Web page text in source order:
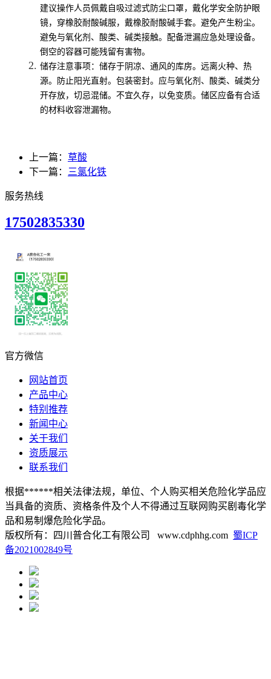
建议操作人员佩戴 自吸过滤式防尘口罩 ，戴化学安全防护眼
镜，穿橡胶耐酸碱服，戴橡胶耐酸碱手套。避免产生粉尘。
避免与氧化剂、酸类、碱类接触。配备泄漏应急处理设备。
倒空的容器可能残留有害物。
储存注意事项：储存于阴凉、通风的库房。远离火种、热
源。防止阳光直射。包装密封。应与氧化剂、酸类、碱类分
开存放，切忌混储。不宜久存，以免变质。储区应备有合适
的材料收容泄漏物。
上一篇： 草酸
下一篇：
三氯化铁
服务热线
17502835330
官方微信
网站首页
产品中心
特别推荐
新闻中心
关于我们
资质展示
联系我们
根据******相关法律法规，单位、个人购买相关危险化学品应
当具备的资质、资格条件及个人不得通过互联网购买剧毒化学
品和易制爆危险化学品。
版权所有：四川普合化工有限公司 www.cdphhg.com 蜀ICP
备2021002849号